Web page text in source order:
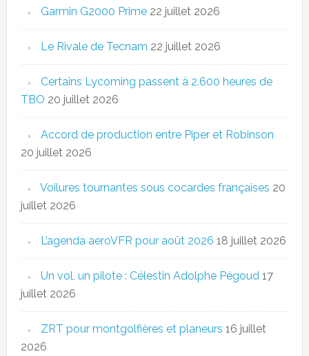
Garmin G2000 Prime 22 juillet 2026
Le Rivale de Tecnam 22 juillet 2026
Certains Lycoming passent à 2.600 heures de
TBO 20 juillet 2026
Accord de production entre Piper et Robinson
20 juillet 2026
Voilures tournantes sous cocardes françaises 20
juillet 2026
L’agenda aeroVFR pour août 2026 18 juillet 2026
Un vol, un pilote : Célestin Adolphe Pégoud 17
juillet 2026
ZRT pour montgolfières et planeurs 16 juillet
2026